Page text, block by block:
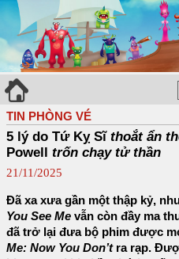
TIN PHÒNG VÉ
5 lý do Tứ Kỵ Sĩ thoắt ẩn
Powell trốn chạy tử thần
21/11/2025
Đã xa xưa gần một thập kỷ,
You See Me vẫn còn đầy ma
đã trở lại đưa bộ phim được
Me: Now You Don’tra rạp.